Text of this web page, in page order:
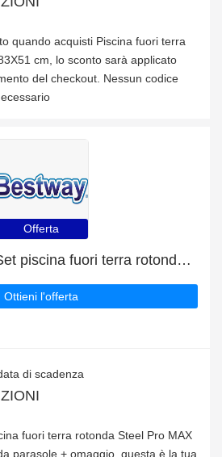
quando acquisti Piscina fuori terra
cm, lo sconto sarà applicato
del checkout. Nessun codice
Offerta
8% di sconto sui Set piscina fuori terra rotonda Steel Pro MAX da 366x122 cm con tenda parasole + omaggio
Ottieni l'offerta
di scadenza
fuori terra rotonda Steel Pro MAX
parasole + omaggio, questa è la tua